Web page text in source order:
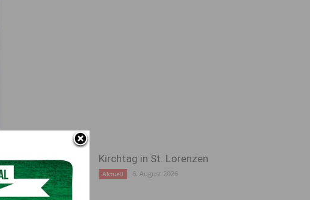
Kirchtag in St. Lorenzen
Aktuell 6. August 2026